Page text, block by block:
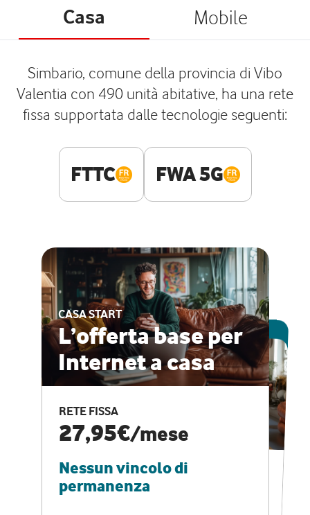
Casa Mobile
Simbario, comune della provincia di Vibo
Valentia con 490 unità abitative, ha una rete
fissa supportata dalle tecnologie seguenti:
FTTC FWA 5G
CASA START
L’offerta base per
Internet a casa
RETE FISSA
27,95€/mese
Nessun vincolo di
permanenza
ESCLUSIVA ONLINE
CASA PRO
Internet veloce e
vantaggi speciali
RETE FISSA + VODAFONE CLUB
29,95€